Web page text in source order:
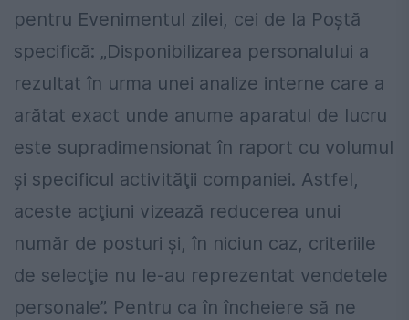
pentru Evenimentul zilei, cei de la Poştă
specifică: „Disponibilizarea personalului a
rezultat în urma unei analize interne care a
arătat exact unde anume aparatul de lucru
este supradimensionat în raport cu volumul
şi specificul activităţii companiei. Astfel,
aceste acţiuni vizează reducerea unui
număr de posturi şi, în niciun caz, criteriile
de selecţie nu le-au reprezentat vendetele
personale”. Pentru ca în încheiere să ne